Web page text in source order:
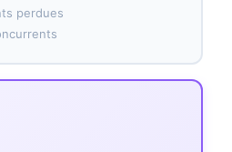
perdues